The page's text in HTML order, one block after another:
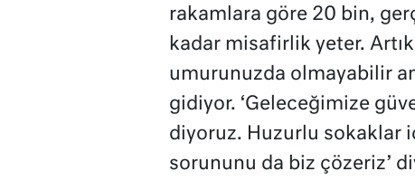
rakamlara göre 20 bin,
kadar misafirlik yeter.
umurunuzda olmayabilir
gidiyor. ‘Geleceğimize
diyoruz. Huzurlu sokaklar
sorununu da biz çözeriz’